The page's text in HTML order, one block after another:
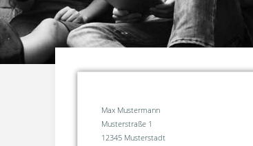
Max Mustermann
Musterstraße 1
12345 Musterstadt